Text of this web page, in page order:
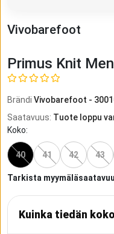
Vivobarefoot
Primus Knit
Brändi Vivobarefoot -
Saatavuus: Tuote loppu
Koko:
40 41 42 43
Tarkista
Kuinka tiedän